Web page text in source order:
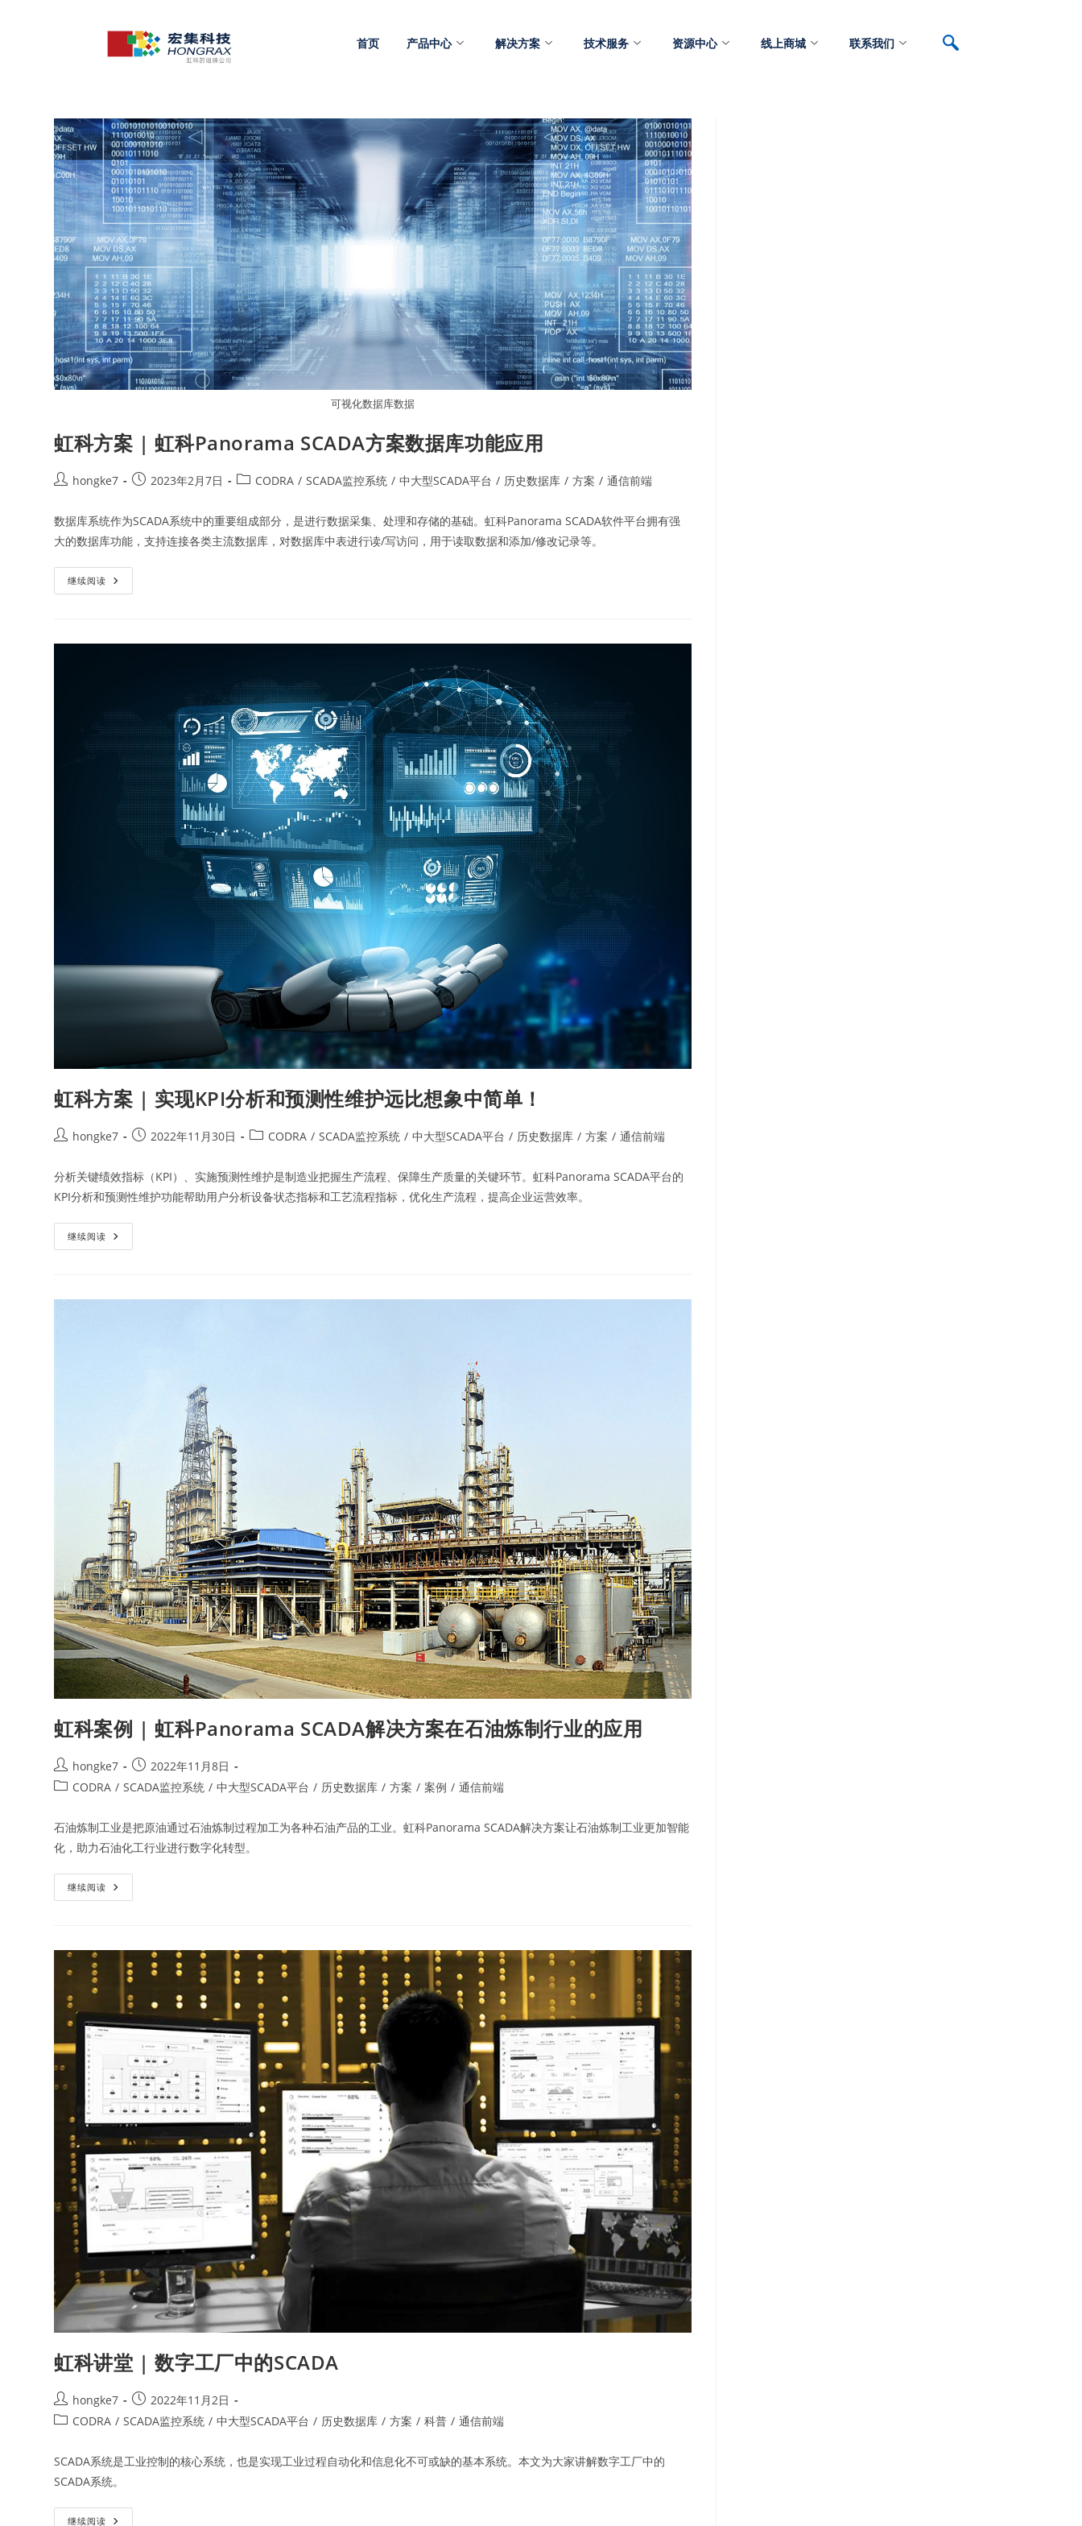
首页 产品中心 解决方案 技术服务 资源中心 线上商城 联系我们
可视化数据库数据
虹科方案 | 虹科Panorama SCADA方案数据库功能应用
hongke7 2023年2月7日 CODRA / SCADA监控系统 / 中大型SCADA平台 / 历史数据库 / 方案 / 通信前端
数据库系统作为SCADA系统中的重要组成部分，是进行数据采集、处理和存储的基础。虹科Panorama SCADA软件平台拥有强
大的数据库功能，支持连接各类主流数据库，对数据库中表进行读/写访问，用于读取数据和添加/修改记录等。
继续阅读
虹科方案 | 实现KPI分析和预测性维护远比想象中简单！
hongke7 2022年11月30日 CODRA / SCADA监控系统 / 中大型SCADA平台 / 历史数据库 / 方案 / 通信前端
分析关键绩效指标（KPI）、实施预测性维护是制造业把握生产流程、保障生产质量的关键环节。虹科Panorama SCADA平台的
KPI分析和预测性维护功能帮助用户分析设备状态指标和工艺流程指标，优化生产流程，提高企业运营效率。
继续阅读
虹科案例 | 虹科Panorama SCADA解决方案在石油炼制行业的应用
hongke7
2022年11月8日
CODRA / SCADA监控系统 / 中大型SCADA平台 / 历史数据库 / 方案 / 案例 / 通信前端
石油炼制工业是把原油通过石油炼制过程加工为各种石油产品的工业。虹科Panorama SCADA解决方案让石油炼制工业更加智能
化，助力石油化工行业进行数字化转型。
继续阅读
虹科讲堂 | 数字工厂中的SCADA
hongke7
2022年11月2日
CODRA / SCADA监控系统 / 中大型SCADA平台 / 历史数据库 / 方案 / 科普 / 通信前端
SCADA系统是工业控制的核心系统，也是实现工业过程自动化和信息化不可或缺的基本系统。本文为大家讲解数字工厂中的
SCADA系统。
继续阅读